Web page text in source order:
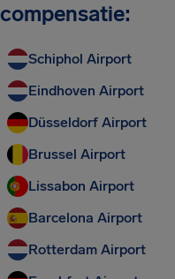
compensatie:
Schiphol Airport
Eindhoven Airport
Düsseldorf Airport
Brussel Airport
Lissabon Airport
Barcelona Airport
Rotterdam Airport